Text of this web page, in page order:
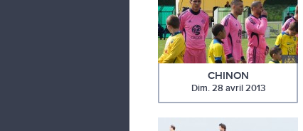
CHINON
Dim. 28 avril 2013